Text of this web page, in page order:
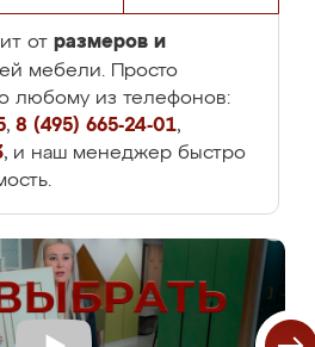
от размеров и
мебели. Просто
любому из телефонов:
, 8 (495) 665-24-01,
, и наш менеджер быстро